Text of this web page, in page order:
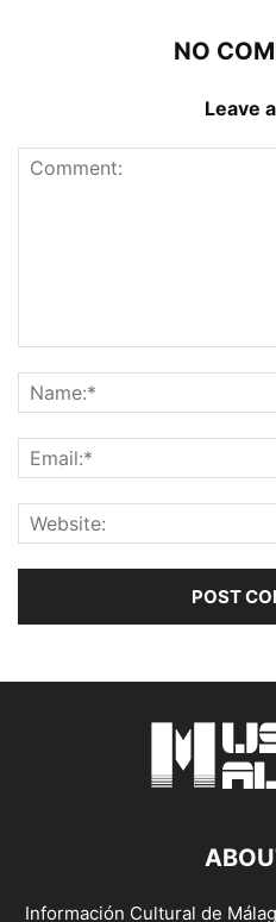
NO
Leave
Información Cultural de